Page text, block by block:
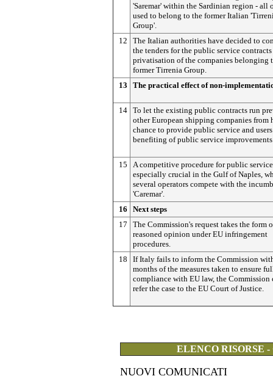
'Saremar' within the Sardinian region - all
used to belong to the former Italian
Group'.
12
The Italian authorities have decided to
the tenders for the public service
privatisation of the companies belonging
former Tirrenia Group.
13
The practical effect of non-
14 To let the existing public contracts run
other European shipping companies from
chance to provide public service and
benefiting of public service
15
A competitive procedure for public
especially crucial in the Gulf of Naples,
several operators compete with the
'Caremar'.
16
Next steps
17
The Commission's request takes the form
reasoned opinion under EU infringement
procedures.
18
If Italy fails to inform the Commission
months of the measures taken to ensure
compliance with EU law, the Commission
refer the case to the EU Court of Justice.
ELENCO RISORSE
NUOVI COMUNICATI